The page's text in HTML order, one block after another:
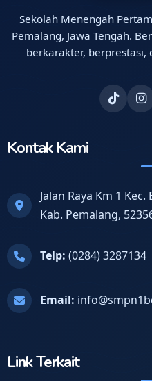
Sekolah Menengah
Pemalang, Jawa Tengah.
berkarakter, berprestasi,
Kontak Kami
Jalan Raya Km 1 Kec.
Kab. Pemalang,
Telp: (0284) 3287134
Email:
Link Terkait